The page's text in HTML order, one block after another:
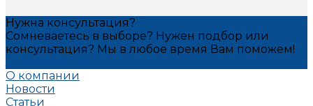
Нужна консультация?
Сомневаетесь в выборе? Нужен подбор или
консультация? Мы в любое время Вам поможем!
О компании
Новости
Статьи